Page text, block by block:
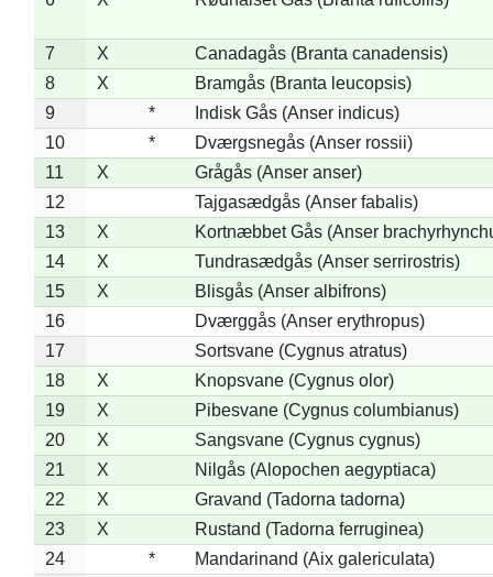
7 X
Canadagås (Branta canadensis)
8
X
Bramgås (Branta leucopsis)
9
*
Indisk Gås (Anser indicus)
10
*
Dværgsnegås (Anser rossii)
11
X
Grågås (Anser anser)
12
Tajgasædgås (Anser fabalis)
13
X
Kortnæbbet Gås (Anser
14
X
Tundrasædgås (Anser serrirostris)
15
X
Blisgås (Anser albifrons)
16
Dværggås (Anser erythropus)
17
Sortsvane (Cygnus atratus)
18
X
Knopsvane (Cygnus olor)
19
X
Pibesvane (Cygnus columbianus)
20
X
Sangsvane (Cygnus cygnus)
21
X
Nilgås (Alopochen aegyptiaca)
22
X
Gravand (Tadorna tadorna)
23
X
Rustand (Tadorna ferruginea)
24
*
Mandarinand (Aix galericulata)